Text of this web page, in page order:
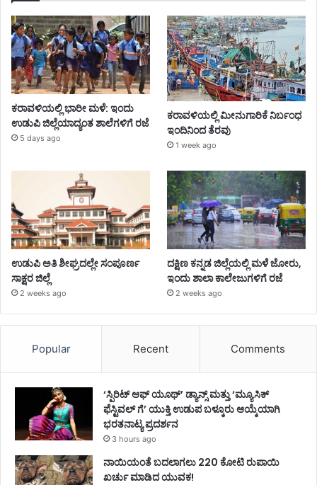
ಕರಾವಳಿಯಲ್ಲಿ ಭಾರೀ ಮಳೆ: ಇಂದು
ಉಡುಪಿ ಜಿಲ್ಲೆಯಾದ್ಯಂತ ಶಾಲೆಗಳಿಗೆ ರಜೆ
5 days ago
ಕರಾವಳಿಯಲ್ಲಿ ಮೀನುಗಾರಿಕೆ ನಿರ್ಬಂಧ
ಇಂದಿನಿಂದ ತೆರವು
1 week ago
ಉಡುಪಿ ಅತಿ ಶೀಘ್ರದಲ್ಲೇ ಸಂಪೂರ್ಣ
ಸಾಕ್ಷರ ಜಿಲ್ಲೆ
2 weeks ago
ದಕ್ಷಿಣ ಕನ್ನಡ ಜಿಲ್ಲೆಯಲ್ಲಿ ಮಳೆ ಜೋರು,
ಇಂದು ಶಾಲಾ ಕಾಲೇಜುಗಳಿಗೆ ರಜೆ
2 weeks ago
Popular Recent Comments
‘ಸ್ಪಿರಿಟ್ ಆಫ್ ಯೂಥ್’ ಡ್ಯಾನ್ಸ್ ಮತ್ತು ‘ಮ್ಯೂಸಿಕ್
ಫೆಸ್ಟಿವಲ್ ಗೆ’ ಯುಕ್ತಿ ಉಡುಪ ಬಳ್ಕೂರು ಆಯ್ಕೆಯಾಗಿ
ಭರತನಾಟ್ಯ ಪ್ರದರ್ಶನ
3 hours ago
ನಾಯಿಯಂತೆ ಬದಲಾಗಲು 220 ಕೋಟಿ ರುಪಾಯಿ
ಖರ್ಚು ಮಾಡಿದ ಯುವಕ!